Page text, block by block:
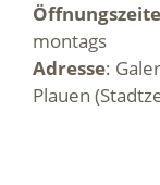
montags
Adresse:
Plauen